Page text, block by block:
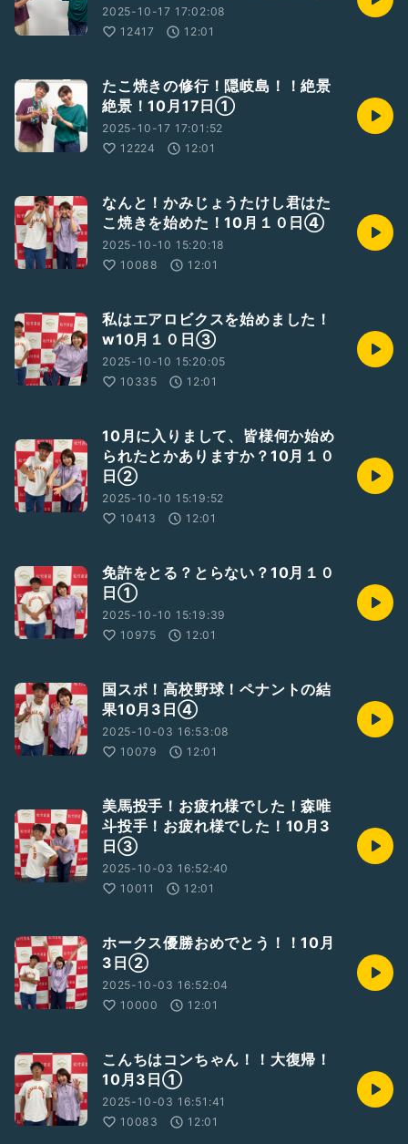
2025-10-17 17:02:08
12417
12:01
たこ焼きの修行！隠岐島！！絶景
絶景！10月17日①
2025-10-17 17:01:52
12224
12:01
なんと！かみじょうたけし君はた
こ焼きを始めた！10月１０日④
2025-10-10 15:20:18
10088
12:01
私はエアロビクスを始めました！
w10月１０日③
2025-10-10 15:20:05
10335
12:01
10月に入りまして、皆様何か始め
られたとかありますか？10月１０
日②
2025-10-10 15:19:52
10413
12:01
免許をとる？とらない？10月１０
日①
2025-10-10 15:19:39
10975
12:01
国スポ！高校野球！ペナントの結
果10月3日④
2025-10-03 16:53:08
10079
12:01
美馬投手！お疲れ様でした！森唯
斗投手！お疲れ様でした！10月3
日③
2025-10-03 16:52:40
10011
12:01
ホークス優勝おめでとう！！10月
3日②
2025-10-03 16:52:04
10000
12:01
こんちはコンちゃん！！大復帰！
10月3日①
2025-10-03 16:51:41
10083
12:01